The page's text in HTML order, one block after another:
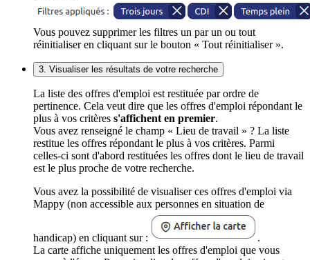
Vous pouvez supprimer les filtres un par un ou tout
réinitialiser en cliquant sur le bouton « Tout réinitialiser ».
3. Visualiser les résultats de votre recherche
La liste des offres d'emploi est restituée par ordre de
pertinence. Cela veut dire que les offres d'emploi répondant le
plus à vos critères s'affichent en premier.
Vous avez renseigné le champ « Lieu de travail » ? La liste
restitue les offres répondant le plus à vos critères. Parmi
celles-ci sont d'abord restituées les offres dont le lieu de travail
est le plus proche de votre recherche.
Vous avez la possibilité de visualiser ces offres d'emploi via
Mappy (non accessible aux personnes en situation de
handicap) en cliquant sur :
.
La carte affiche uniquement les offres d'emploi que vous